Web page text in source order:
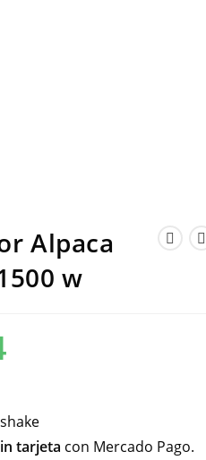
Alpaca
w
tarjeta con Mercado Pago.